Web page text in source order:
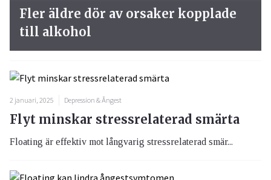
2 januari, 2025 Depression & Ångest
Flyt minskar stressrelaterad smärta
Floating är effektiv mot långvarig stressrelaterad smär...
Fler äldre dör av orsaker kopplade
till alkohol